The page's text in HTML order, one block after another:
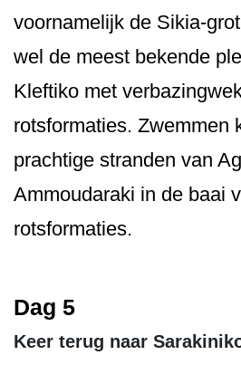
voornamelijk de Sikia-
wel de meest bekende
Kleftiko met
rotsformaties. Zwemmen
prachtige stranden van
Ammoudaraki in de baai
rotsformaties.
Dag 5
Keer terug naar